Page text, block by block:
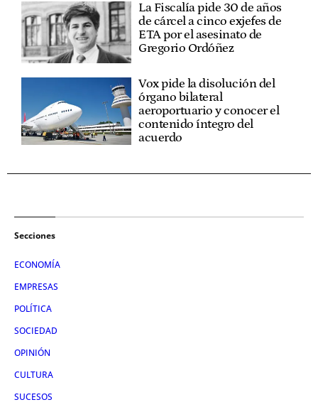
La Fiscalía pide 30 de años
de cárcel a cinco exjefes de
ETA por el asesinato de
Gregorio Ordóñez
Vox pide la disolución del
órgano bilateral
aeroportuario y conocer el
contenido íntegro del
acuerdo
Secciones
ECONOMÍA
EMPRESAS
POLÍTICA
SOCIEDAD
OPINIÓN
CULTURA
SUCESOS